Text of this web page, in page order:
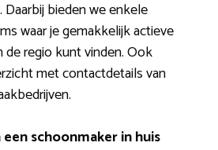
bieden we enkele
waar je gemakkelijk actieve
regio kunt vinden. Ook
met contactdetails van
schoonmaker in huis